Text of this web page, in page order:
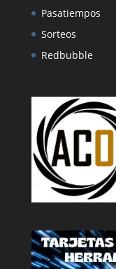
Pasatiempos
Sorteos
Redbubble